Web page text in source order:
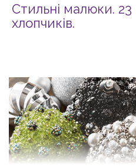
Стильні малюки. 23
хлопчиків.